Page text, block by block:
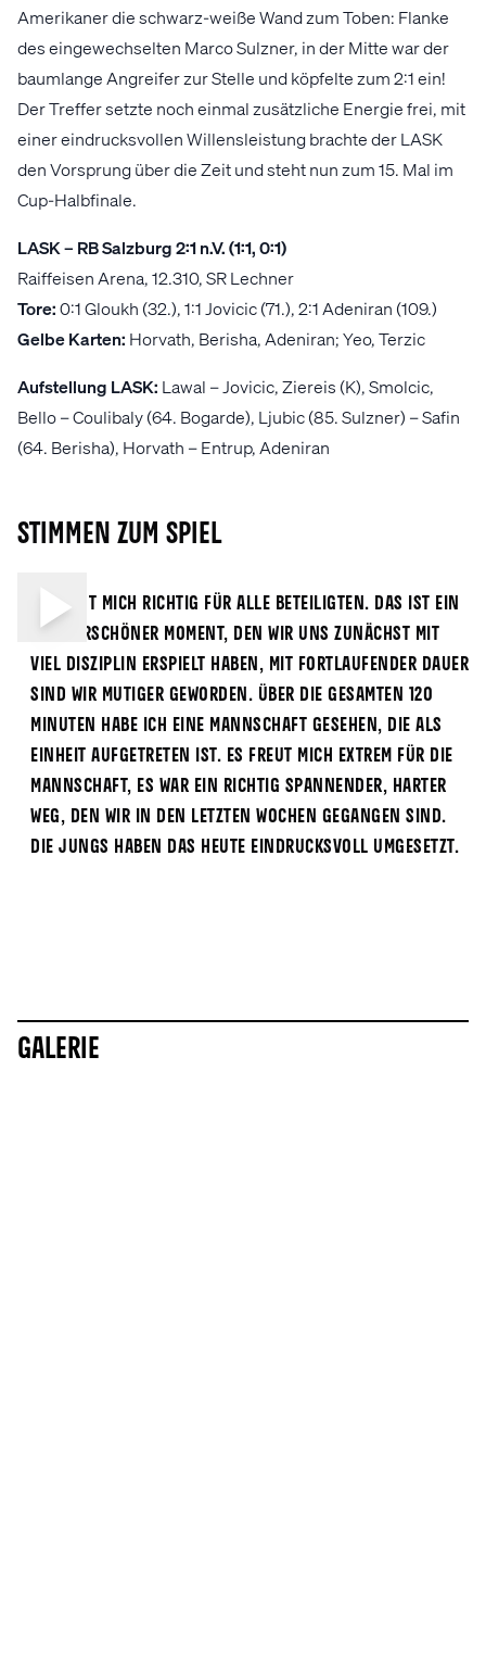
Amerikaner die schwarz-weiße Wand zum Toben: Flanke
des eingewechselten Marco Sulzner, in der Mitte war der
baumlange Angreifer zur Stelle und köpfelte zum 2:1 ein!
Der Treffer setzte noch einmal zusätzliche Energie frei, mit
einer eindrucksvollen Willensleistung brachte der LASK
den Vorsprung über die Zeit und steht nun zum 15. Mal im
Cup-Halbfinale.
LASK – RB Salzburg 2:1 n.V. (1:1, 0:1)
Raiffeisen Arena, 12.310, SR Lechner
Tore:0:1 Gloukh (32.), 1:1 Jovicic (71.), 2:1 Adeniran (109.)
Gelbe Karten: Horvath, Berisha, Adeniran; Yeo, Terzic
Aufstellung LASK: Lawal – Jovicic, Ziereis (K), Smolcic,
Bello – Coulibaly (64. Bogarde), Ljubic (85. Sulzner) – Safin
(64. Berisha), Horvath – Entrup, Adeniran
Stimmen zum Spiel
Es freut mich richtig für alle Beteiligten. Das ist ein
wunderschöner Moment, den wir uns zunächst mit
viel Disziplin erspielt haben, mit fortlaufender Dauer
sind wir mutiger geworden. Über die gesamten 120
Minuten habe ich eine Mannschaft gesehen, die als
Einheit aufgetreten ist. Es freut mich extrem für die
Mannschaft, es war ein richtig spannender, harter
Weg, den wir in den letzten Wochen gegangen sind.
Die Jungs haben das heute eindrucksvoll umgesetzt.
Galerie